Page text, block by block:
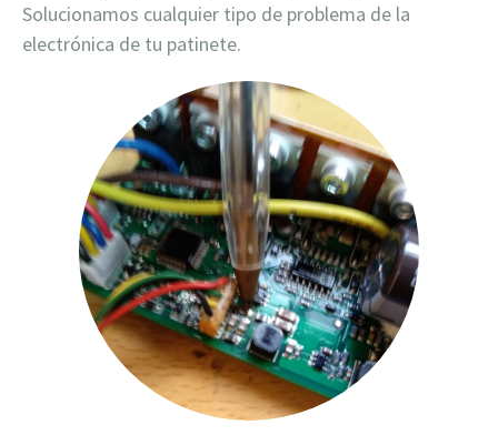
Solucionamos cualquier tipo de problema de la
electrónica de tu patinete.